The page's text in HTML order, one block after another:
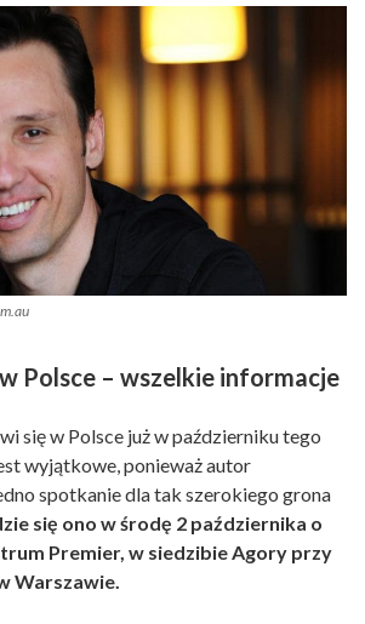
Polsce – wszelkie informacje
się w Polsce już w październiku tego
wyjątkowe, ponieważ autor
spotkanie dla tak szerokiego grona
się ono w środę 2 października o
Premier, w siedzibie Agory przy
Warszawie.